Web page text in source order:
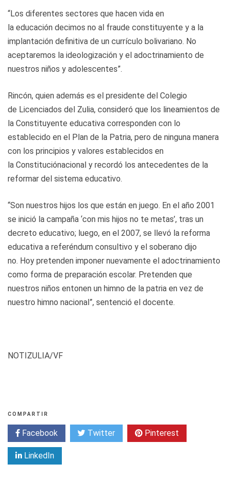
“Los diferentes sectores que hacen vida en
la educación decimos no al fraude constituyente y a la
implantación definitiva de un currículo bolivariano. No
aceptaremos la ideologización y el adoctrinamiento de
nuestros niños y adolescentes”.
Rincón, quien además es el presidente del Colegio
de Licenciados del Zulia, consideró que los lineamientos de
la Constituyente educativa corresponden con lo
establecido en el Plan de la Patria, pero de ninguna manera
con los principios y valores establecidos en
la Constituciónacional y recordó los antecedentes de la
reformar del sistema educativo.
“Son nuestros hijos los que están en juego. En el año 2001
se inició la campaña ‘con mis hijos no te metas’, tras un
decreto educativo; luego, en el 2007, se llevó la reforma
educativa a referéndum consultivo y el soberano dijo
no. Hoy pretenden imponer nuevamente el adoctrinamiento
como forma de preparación escolar. Pretenden que
nuestros niños entonen un himno de la patria en vez de
nuestro himno nacional”, sentenció el docente.
NOTIZULIA/VF
COMPARTIR
Facebook Twitter Pinterest
LinkedIn